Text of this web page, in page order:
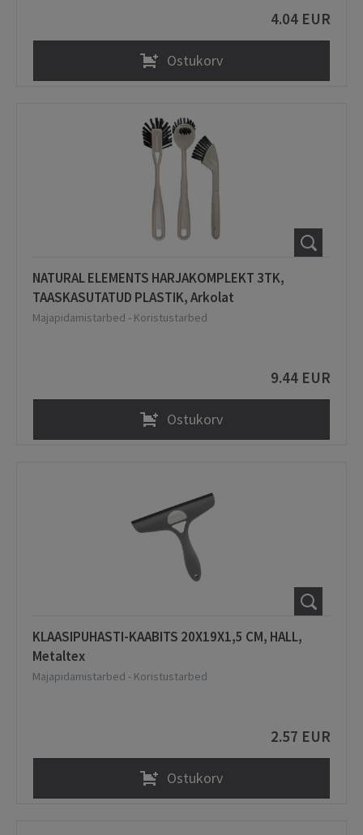
4.04 EUR
Ostukorv
NATURAL ELEMENTS HARJAKOMPLEKT 3TK,
TAASKASUTATUD PLASTIK, Arkolat
Majapidamistarbed - Koristustarbed
9.44 EUR
Ostukorv
KLAASIPUHASTI-KAABITS 20X19X1,5 CM, HALL,
Metaltex
Majapidamistarbed - Koristustarbed
2.57 EUR
Ostukorv